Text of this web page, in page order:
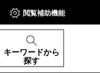
閲覧補助機能
キーワードから
探す